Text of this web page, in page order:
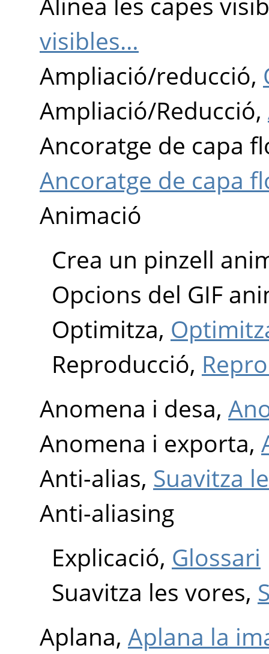
visibles…
Ampliació/reducció,
Ampliació/Reducció,
Ancoratge de capa
Ancoratge de capa
Animació
Crea un pinzell
Opcions del GIF
Optimitza,
Reproducció,
Anomena i desa,
Anomena i exporta,
Anti-alias, Suavitza
Anti-aliasing
Explicació, Glossari
Suavitza les vores,
Aplana, Aplana la